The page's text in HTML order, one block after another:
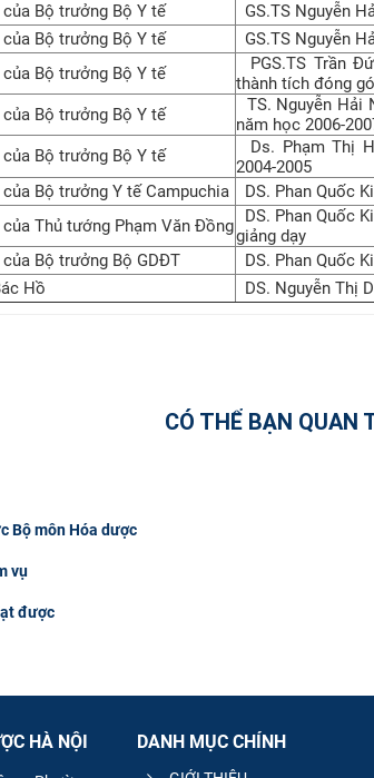
của Bộ trưởng Bộ Y tế GS.TS Nguyễn
của Bộ trưởng Bộ Y tế GS.TS Nguyễn
của Bộ trưởng Bộ Y tế
PGS.TS Trần
thành tích đóng
của Bộ trưởng Bộ Y tế
TS. Nguyễn Hải
năm học 2006-
của Bộ trưởng Bộ Y tế
Ds. Phạm Thị
2004-2005
của Bộ trưởng Y tế Campuchia DS. Phan Quốc
của Thủ tướng Phạm Văn Đồng
DS. Phan Quốc
giảng dạy
của Bộ trưởng Bộ GDĐT DS. Phan Quốc
Hồ DS. Nguyễn Thị
CÓ THỂ BẠN QUAN
Bộ môn Hóa dược
vụ
được
HÀ NỘI DANH MỤC CHÍNH